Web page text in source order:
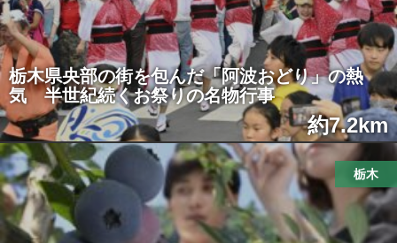
栃木県央部の街を包んだ「阿波おどり」の熱
気 半世紀続くお祭りの名物行事
約7.2km
栃木